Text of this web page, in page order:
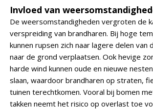
Invloed van
De weersomstandigheden vergroten de
verspreiding van brandharen. Bij hoge
kunnen rupsen zich naar lagere delen van
naar de grond verplaatsen. Ook hevige
harde wind kunnen oude en nieuwe
slaan, waardoor brandharen op straten,
tuinen terechtkomen. Vooral bij bomen
takken neemt het risico op overlast toe